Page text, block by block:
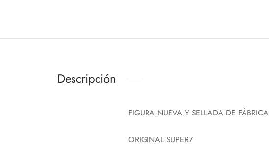
Descripción
FIGURA NUEVA Y SELLADA DE FÁBRICA
ORIGINAL SUPER7